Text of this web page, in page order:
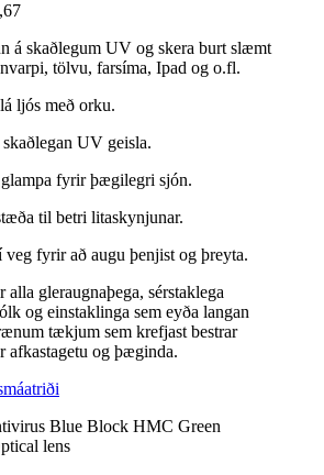
á skaðlegum UV og skera burt slæmt
tölvu, farsíma, Ipad og o.fl.
ljós með orku.
UV geisla.
fyrir þægilegri sjón.
til betri litaskynjunar.
fyrir að augu þenjist og þreyta.
gleraugnaþega, sérstaklega
og einstaklinga sem eyða langan
tækjum sem krefjast bestrar
afkastagetu og þæginda.